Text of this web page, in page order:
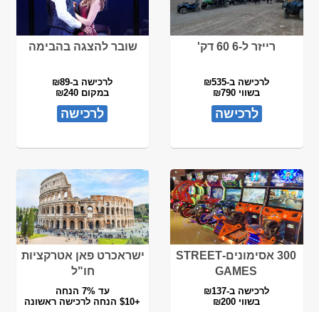
רייזר ל-6 60 דק'
לרכישה ב-₪535
בשווי ₪790
לרכישה
שובר להצגה בהבימה
לרכישה ב-₪89
במקום ₪240
לרכישה
300 אסימונים-STREET
GAMES
לרכישה ב-₪137
בשווי ₪200
ישראכרט פאן אטרקציות
חו"ל
עד 7% הנחה
+$10 הנחה לרכישה ראשונה